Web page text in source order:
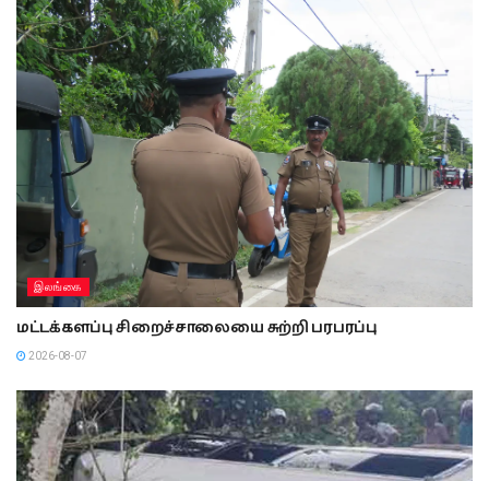
இலங்கை
மட்டக்களப்பு சிறைச்சாலையை சுற்றி பரபரப்பு
2026-08-07